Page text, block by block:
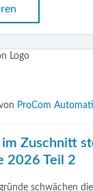
ProCom
Zuschnitt
2026 Teil 2
schwächen